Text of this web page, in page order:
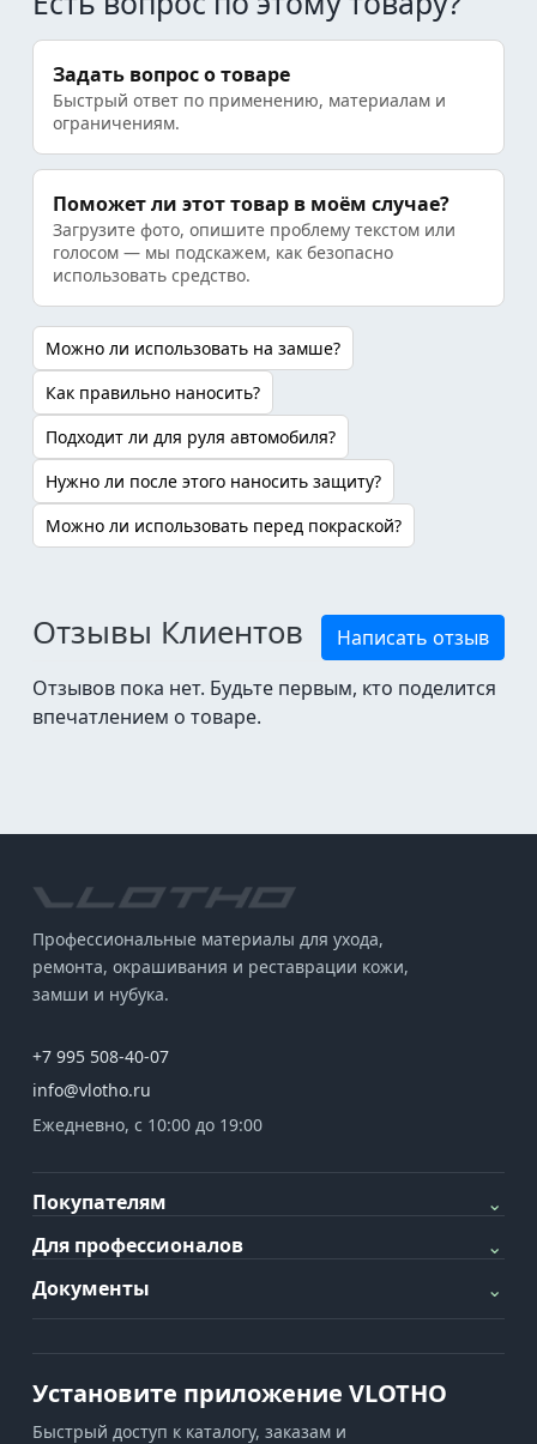
Задать вопрос о товаре
Быстрый ответ по применению, материалам и
ограничениям.
Поможет ли этот товар в моём случае?
Загрузите фото, опишите проблему текстом или
голосом — мы подскажем, как безопасно
использовать средство.
Можно ли использовать на замше?
Как правильно наносить?
Подходит ли для руля автомобиля?
Нужно ли после этого наносить защиту?
Можно ли использовать перед покраской?
Отзывы Клиентов
Написать отзыв
Отзывов пока нет. Будьте первым, кто поделится
впечатлением о товаре.
Профессиональные материалы для ухода,
ремонта, окрашивания и реставрации кожи,
замши и нубука.
+7 995 508-40-07
info@vlotho.ru
Ежедневно, с 10:00 до 19:00
Покупателям
⌄
Для профессионалов
⌄
Документы
⌄
Установите приложение VLOTHO
Быстрый доступ к каталогу, заказам и